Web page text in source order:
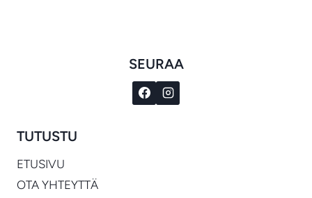
SEURAA
TUTUSTU
ETUSIVU
OTA YHTEYTTÄ